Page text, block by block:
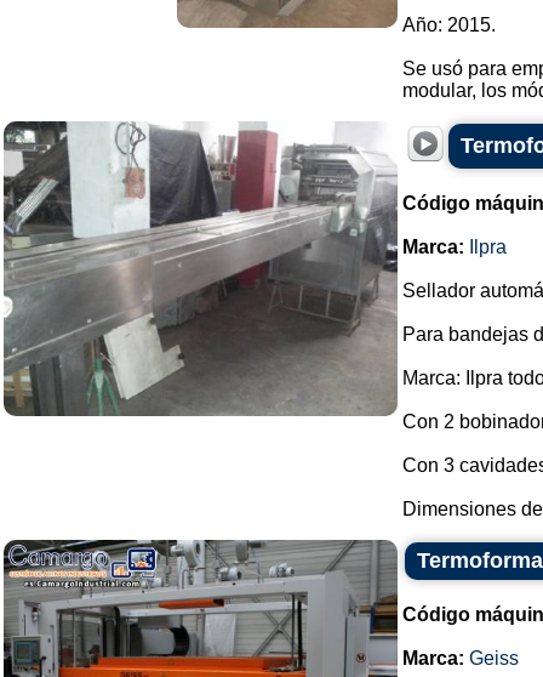
Año: 2015.
Se usó para
modular, los
Código
Marca: Ilpra
Sellador
Para bandejas
Marca: Ilpra
Con 2
Con 3
Dimensiones
Código
Marca: Geiss